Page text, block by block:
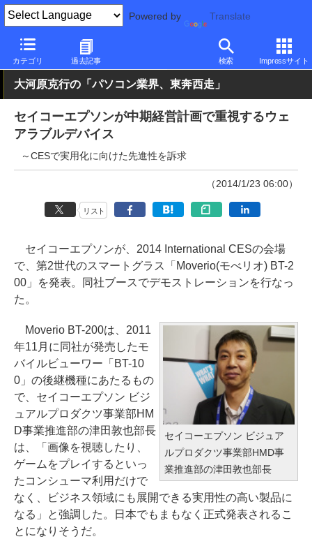
Powered by Translate
カテゴリ 過去記事 検索 Impressサイト
PC Watch 市場 動向
大河原克行の「パソコン業界、東奔西走」
セイコーエプソンが中期経営計画で重視するウェ
アラブルデバイス
～CESで実用化に向けた先進性を訴求
（2014/1/23 06:00）
リスト
セイコーエプソンが、2014 International CESの会場
で、第2世代のスマートグラス「Moverio(モべリオ) BT-2
00」を発表。同社ブースでデモストレーションを行なっ
た。
セイコーエプソン ビジュア
ルプロダクツ事業部HMD事
業推進部の津田敦也部長
Moverio BT-200は、2011
年11月に同社が発売したモ
バイルビューワー「BT-10
0」の後継機種にあたるもの
で、セイコーエプソン ビジ
ュアルプロダクツ事業部HM
D事業推進部の津田敦也部長
は、「画像を視聴したり、
ゲームをプレイするといっ
たコンシューマ利用だけで
なく、ビジネス領域にも展開できる実用性の高い製品に
なる」と強調した。日本でもまもなく正式発表されるこ
とになりそうだ。